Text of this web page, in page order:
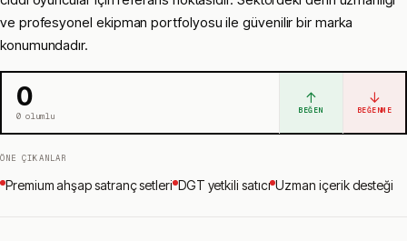
ve profesyonel ekipman portfolyosu ile güvenilir bir marka
konumundadır.
0
0olumlu
↑
BEĞEN
↓
BEĞENME
ÖNE ÇIKANLAR
Premium ahşap satranç setleri DGT yetkili satıcı Uzman içerik desteği